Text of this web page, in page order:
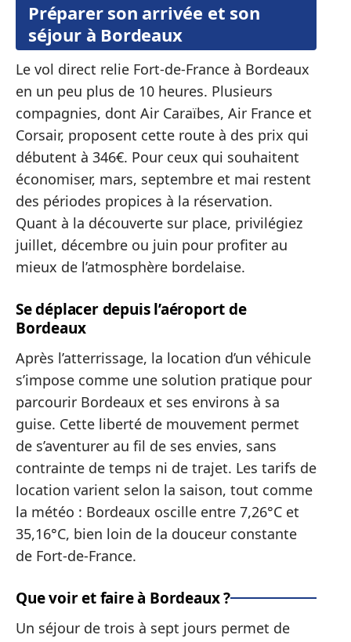
Préparer son arrivée et son
séjour à Bordeaux
Le vol direct relie Fort-de-France à Bordeaux
en un peu plus de 10 heures. Plusieurs
compagnies, dont Air Caraïbes, Air France et
Corsair, proposent cette route à des prix qui
débutent à 346€. Pour ceux qui souhaitent
économiser, mars, septembre et mai restent
des périodes propices à la réservation.
Quant à la découverte sur place, privilégiez
juillet, décembre ou juin pour profiter au
mieux de l’atmosphère bordelaise.
Se déplacer depuis l’aéroport de
Bordeaux
Après l’atterrissage, la location d’un véhicule
s’impose comme une solution pratique pour
parcourir Bordeaux et ses environs à sa
guise. Cette liberté de mouvement permet
de s’aventurer au fil de ses envies, sans
contrainte de temps ni de trajet. Les tarifs de
location varient selon la saison, tout comme
la météo : Bordeaux oscille entre 7,26°C et
35,16°C, bien loin de la douceur constante
de Fort-de-France.
Que voir et faire à Bordeaux ?
Un séjour de trois à sept jours permet de